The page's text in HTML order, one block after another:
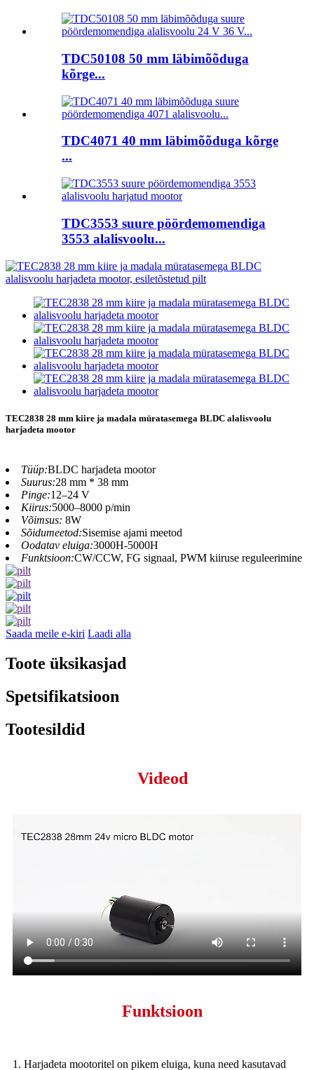
TDC50108 50 mm läbimõõduga
kõrge...
TDC4071 40 mm läbimõõduga kõrge
...
TDC3553 suure pöördemomendiga
3553 alalisvoolu...
TEC2838 28 mm kiire ja madala müratasemega BLDC alalisvoolu
harjadeta mootor
Tüüp:BLDC harjadeta mootor
Suurus:28 mm * 38 mm
Pinge:12–24 V
Kiirus:5000–8000 p/min
Võimsus: 8W
Sõidumeetod:Sisemise ajami meetod
Oodatav eluiga:3000H-5000H
Funktsioon:CW/CCW, FG signaal, PWM kiiruse reguleerimine
Saada meile e-kiri Laadi alla
Toote üksikasjad
Spetsifikatsioon
Tootesildid
Videod
Funktsioon
1. Harjadeta mootoritel on pikem eluiga, kuna need kasutavad